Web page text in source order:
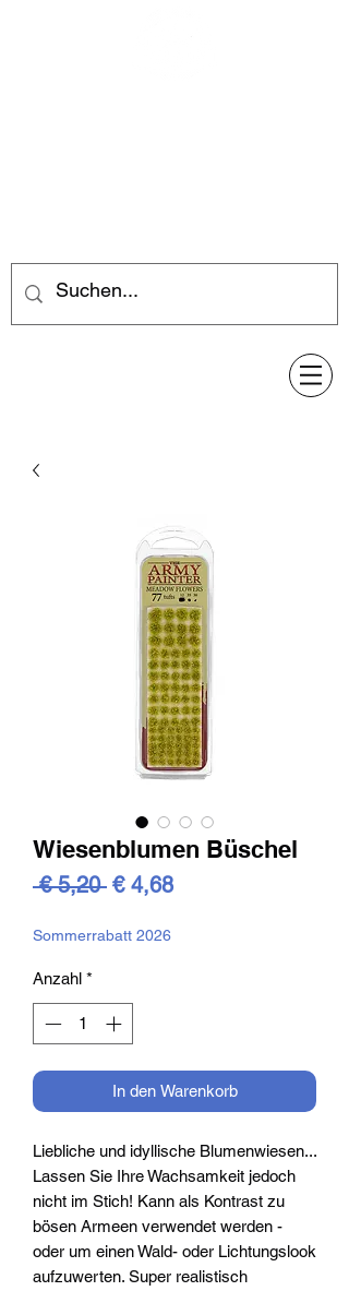
Wiesenblumen Büschel
€ 5,20 Standardpreis
€ 4,68Sale-
Sommerrabatt 2026
Anzahl *
In den Warenkorb
Liebliche und idyllische Blumenwiesen...
Lassen Sie Ihre Wachsamkeit jedoch
nicht im Stich! Kann als Kontrast zu
bösen Armeen verwendet werden -
oder um einen Wald- oder Lichtungslook
aufzuwerten. Super realistisch